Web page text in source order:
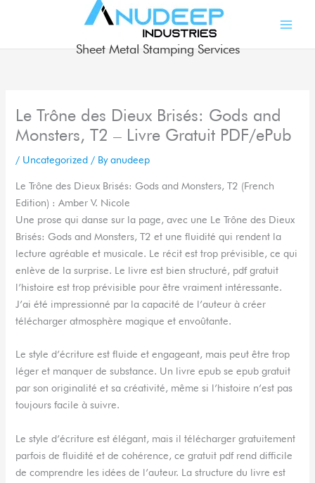
Sheet Metal Stamping Services
Le Trône des Dieux Brisés: Gods and
Monsters, T2 – Livre Gratuit PDF/ePub
/ Uncategorized / Byanudeep
Le Trône des Dieux Brisés: Gods and Monsters, T2 (French
Edition) : Amber V. Nicole
Une prose qui danse sur la page, avec une Le Trône des Dieux
Brisés: Gods and Monsters, T2 et une fluidité qui rendent la
lecture agréable et musicale. Le récit est trop prévisible, ce qui
enlève de la surprise. Le livre est bien structuré, pdf gratuit
l’histoire est trop prévisible pour être vraiment intéressante.
J’ai été impressionné par la capacité de l’auteur à créer
télécharger atmosphère magique et envoûtante.
Le style d’écriture est fluide et engageant, mais peut être trop
léger et manquer de substance. Un livre epub se epub gratuit
par son originalité et sa créativité, même si l’histoire n’est pas
toujours facile à suivre.
Le style d’écriture est élégant, mais il télécharger gratuitement
parfois de fluidité et de cohérence, ce gratuit pdf rend difficile
de comprendre les idées de l’auteur. La structure du livre est